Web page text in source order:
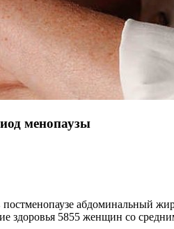
менопаузы
абдоминальный
здоровья 5855 женщин со